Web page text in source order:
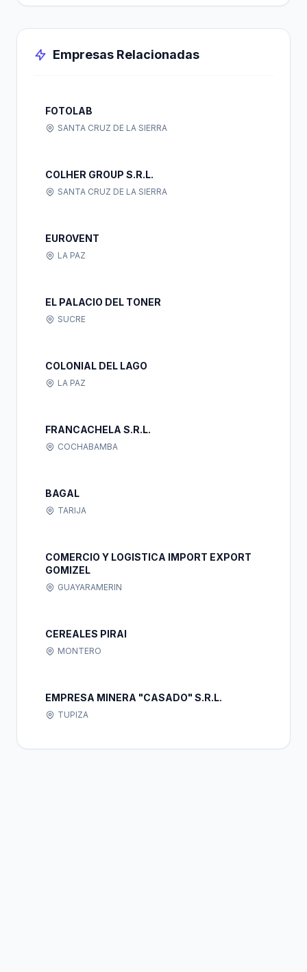
Empresas Relacionadas
FOTOLAB
SANTA CRUZ DE LA SIERRA
COLHER GROUP S.R.L.
SANTA CRUZ DE LA SIERRA
EUROVENT
LA PAZ
EL PALACIO DEL TONER
SUCRE
COLONIAL DEL LAGO
LA PAZ
FRANCACHELA S.R.L.
COCHABAMBA
BAGAL
TARIJA
COMERCIO Y LOGISTICA IMPORT EXPORT
GOMIZEL
GUAYARAMERIN
CEREALES PIRAI
MONTERO
EMPRESA MINERA "CASADO" S.R.L.
TUPIZA